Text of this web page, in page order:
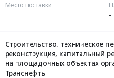
Место поставки
-
Строительство, техническое
реконструкция, капитальный
на площадочных объектах
Транснефть